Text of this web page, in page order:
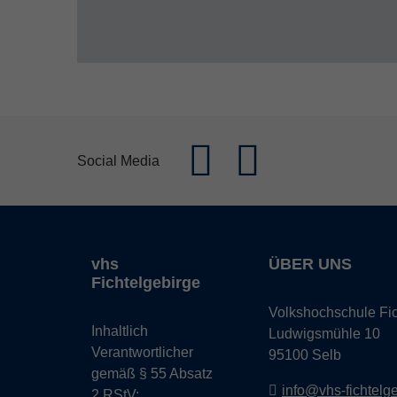
Social Media
vhs
Fichtelgebirge
Inhaltlich
Verantwortlicher
gemäß § 55 Absatz
ÜBER UNS
Volkshochschule
Ludwigsmühle 10
95100 Selb
info@vhs-